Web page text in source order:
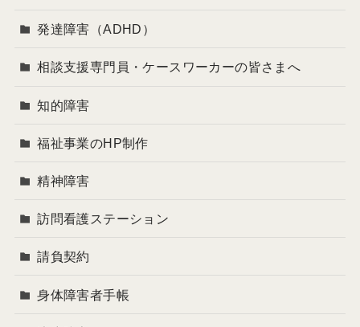
発達障害（ADHD）
相談支援専門員・ケースワーカーの皆さまへ
知的障害
福祉事業のHP制作
精神障害
訪問看護ステーション
請負契約
身体障害者手帳